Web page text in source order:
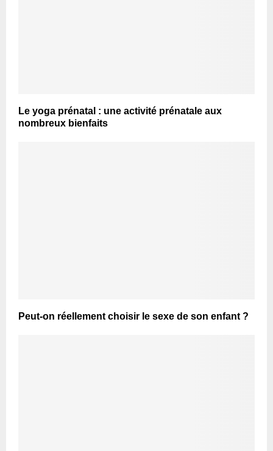
Le yoga prénatal : une activité prénatale aux
nombreux bienfaits
Peut-on réellement choisir le sexe de son enfant ?